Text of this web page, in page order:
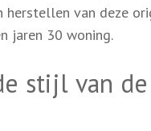
herstellen van deze
jaren 30 woning.
stijl van